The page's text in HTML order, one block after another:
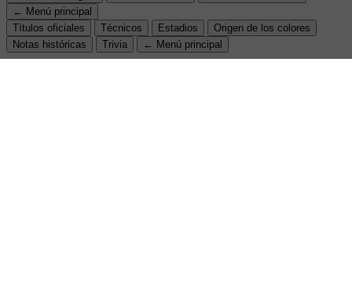
← Menú principal
Títulos oficiales
Técnicos Estadios
Origen de los colores
Notas históricas
Trivia ← Menú principal